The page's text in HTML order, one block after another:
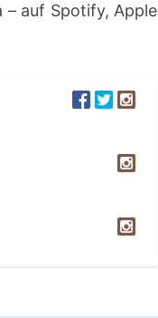
auf Spotify, Apple